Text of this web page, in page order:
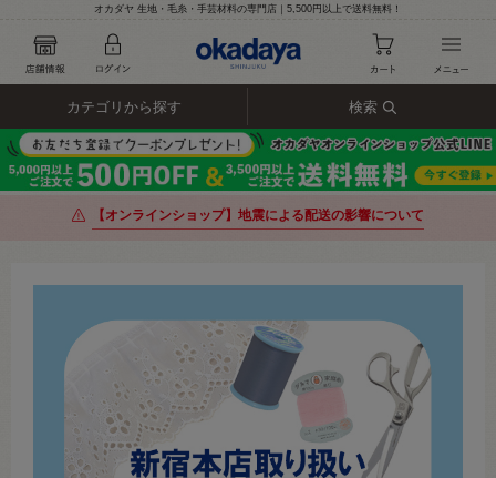
オカダヤ 生地・毛糸・手芸材料の専門店｜5,500円以上で送料無料！
カテゴリから探す 検索
【オンラインショップ】地震による配送の影響について